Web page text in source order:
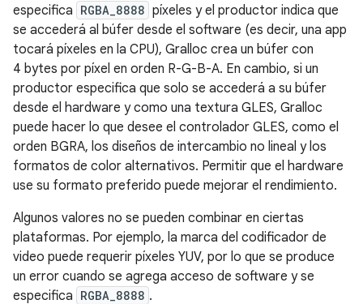
especifica RGBA_8888 píxeles y el productor indica que
se accederá al búfer desde el software (es decir, una app
tocará píxeles en la CPU), Gralloc crea un búfer con
4 bytes por píxel en orden R-G-B-A. En cambio, si un
productor especifica que solo se accederá a su búfer
desde el hardware y como una textura GLES, Gralloc
puede hacer lo que desee el controlador GLES, como el
orden BGRA, los diseños de intercambio no lineal y los
formatos de color alternativos. Permitir que el hardware
use su formato preferido puede mejorar el rendimiento.
Algunos valores no se pueden combinar en ciertas
plataformas. Por ejemplo, la marca del codificador de
video puede requerir píxeles YUV, por lo que se produce
un error cuando se agrega acceso de software y se
especifica RGBA_8888 .